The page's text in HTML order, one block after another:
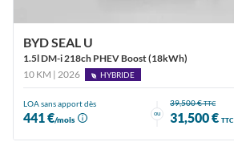
BYD SEAL U
1.5l DM-i 218ch PHEV Boost (18kWh)
10 KM | 2026
HYBRIDE
LOA sans apport dès
441 €/mois
ou
39,500 €TTC
31,500 € TTC